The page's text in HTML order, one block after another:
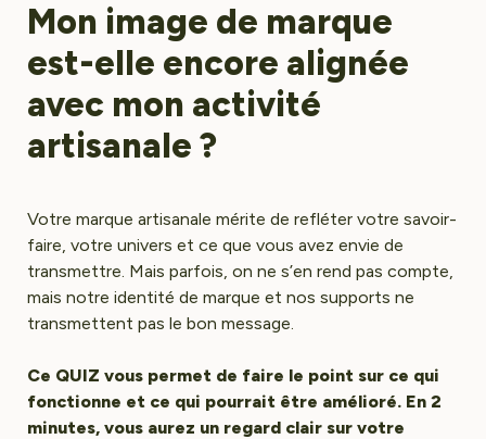
Mon image de marque
est-elle encore alignée
avec mon activité
Votre marque artisanale mérite de refléter votre savoir-
faire, votre univers et ce que vous avez envie de
transmettre. Mais parfois, on ne s’en rend pas compte,
mais notre identité de marque et nos supports ne
transmettent pas le bon message.
Ce QUIZ vous permet de faire le point sur ce qui
fonctionne et ce qui pourrait être amélioré. En 2
minutes, vous aurez un regard clair sur votre